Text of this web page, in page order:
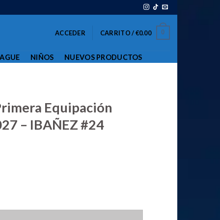
ACCEDER CARRITO /€0.00 0
NIÑOS NUEVOS PRODUCTOS
Equipación
– IBAÑEZ #24